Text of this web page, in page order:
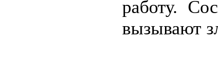
работу.
вызывают